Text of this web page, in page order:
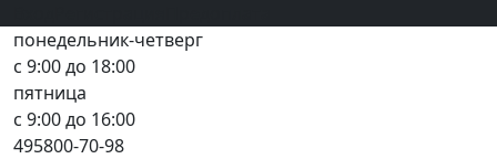
понедельник-четверг
с 9:00 до 18:00
пятница
с 9:00 до 16:00
495800-70-98